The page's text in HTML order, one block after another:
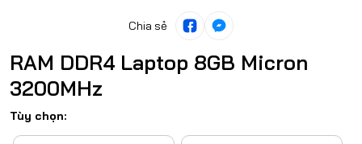
Chia sẻ
RAM DDR4 Laptop 8GB Micron
3200MHz
Tùy chọn: